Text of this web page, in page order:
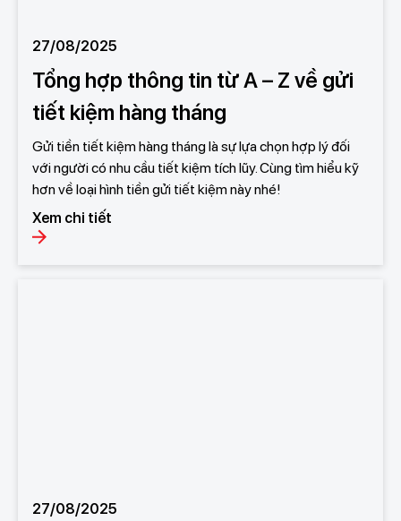
27/08/2025
Tổng hợp thông tin từ A – Z về gửi
tiết kiệm hàng tháng
Gửi tiền tiết kiệm hàng tháng là sự lựa chọn hợp lý đối
với người có nhu cầu tiết kiệm tích lũy. Cùng tìm hiểu kỹ
hơn về loại hình tiền gửi tiết kiệm này nhé!
Xem chi tiết
27/08/2025